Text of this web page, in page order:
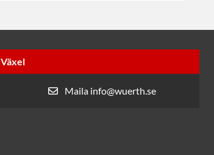
Växel
Maila info@wuerth.se